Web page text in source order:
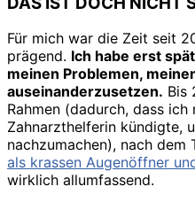
Für mich war die Zeit seit
prägend. Ich habe erst
meinen Problemen,
auseinanderzusetzen. Bis
Rahmen (dadurch, dass ich
Zahnarzthelferin kündigte,
nachzumachen), nach dem
als krassen Augenöffner
wirklich allumfassend.